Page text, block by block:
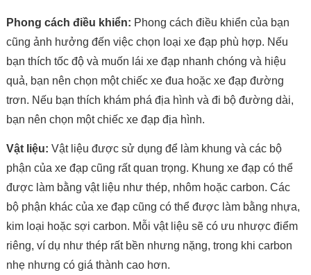
Phong cách điều khiển: Phong cách điều khiển của bạn
cũng ảnh hưởng đến việc chọn loại xe đạp phù hợp. Nếu
bạn thích tốc độ và muốn lái xe đạp nhanh chóng và hiệu
quả, bạn nên chọn một chiếc xe đua hoặc xe đạp đường
trơn. Nếu bạn thích khám phá địa hình và đi bộ đường dài,
bạn nên chọn một chiếc xe đạp địa hình.
Vật liệu: Vật liệu được sử dụng để làm khung và các bộ
phận của xe đạp cũng rất quan trọng. Khung xe đạp có thể
được làm bằng vật liệu như thép, nhôm hoặc carbon. Các
bộ phận khác của xe đạp cũng có thể được làm bằng nhựa,
kim loại hoặc sợi carbon. Mỗi vật liệu sẽ có ưu nhược điểm
riêng, ví dụ như thép rất bền nhưng nặng, trong khi carbon
nhẹ nhưng có giá thành cao hơn.